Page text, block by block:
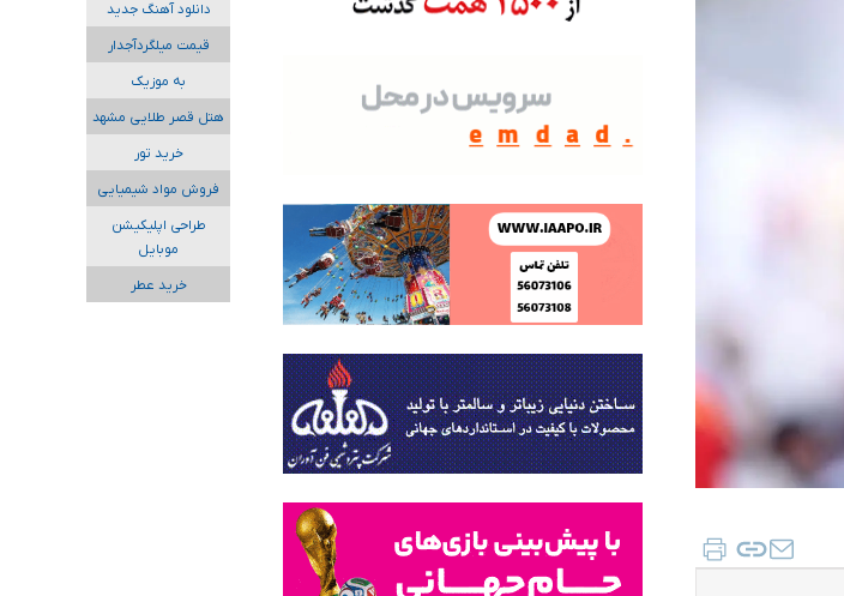
دانلود آهنگ جدید
قیمت میلگردآجدار
به موزیک
هتل قصر طلایی مشهد
خرید تور
فروش مواد شیمیایی
طراحی اپلیکیشن
موبایل
خرید عطر